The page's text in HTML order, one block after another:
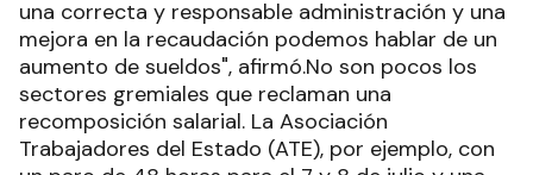
una correcta y responsable administración y una
mejora en la recaudación podemos hablar de un
aumento de sueldos", afirmó.No son pocos los
sectores gremiales que reclaman una
recomposición salarial. La Asociación
Trabajadores del Estado (ATE), por ejemplo, con